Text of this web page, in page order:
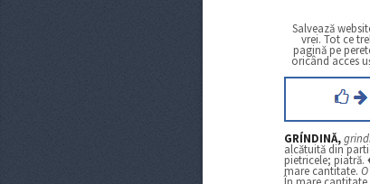
Salvează
vrei. Tot ce
pagină pe
oricând acces
GRÍNDINĂ,
alcătuită din
pietricele; piatră.
mare cantitate.